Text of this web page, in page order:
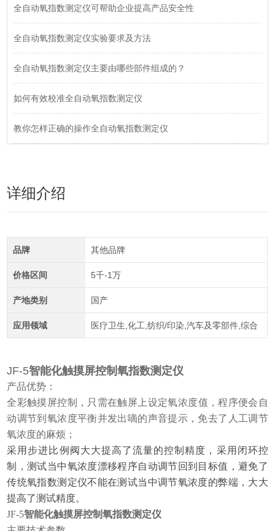
全自动氧指数测定仪可帮助企业提高产品安全性
全自动氧指数测定仪实验要求及方法
全自动氧指数测定仪主要由哪些部件组成的？
如何有效校准全自动氧指数测定仪
教你怎样正确的操作全自动氧指数测定仪
详细介绍
品牌 其他品牌
价格区间 5千-1万
产地类别 国产
应用领域 医疗卫生,化工,纺织/印染,汽车及零部件,综合
JF-5智能化触摸屏控制氧指数测定仪
产品优势 ：
全彩触摸屏控制，只需在触屏上设定氧浓度值，程序便会自
动调节到氧浓度平衡并发出嘀的声音提示，免去了人工调节
氧浓度的麻烦；
采用步进比例阀大大提高了流量的控制精度，采用闭环控
制，测试当中氧浓度漂移程序自动调节回到目标值，避免了
传统氧指数测定仪不能在测试当中调节氧浓度的弊端，大大
提高了测试精度。
JF-5智能化触摸屏控制氧指数测定仪